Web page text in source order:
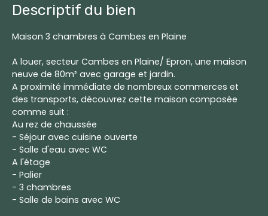
Descriptif du bien
Maison 3 chambres à Cambes en Plaine
A louer, secteur Cambes en Plaine/ Epron, une maison
neuve de 80m² avec garage et jardin.
A proximité immédiate de nombreux commerces et
des transports, découvrez cette maison composée
comme suit :
Au rez de chaussée
- Séjour avec cuisine ouverte
- Salle d'eau avec WC
A l'étage
- Palier
- 3 chambres
- Salle de bains avec WC